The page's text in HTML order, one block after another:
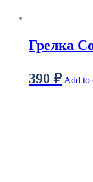
Грелка
390 ₽ Add to